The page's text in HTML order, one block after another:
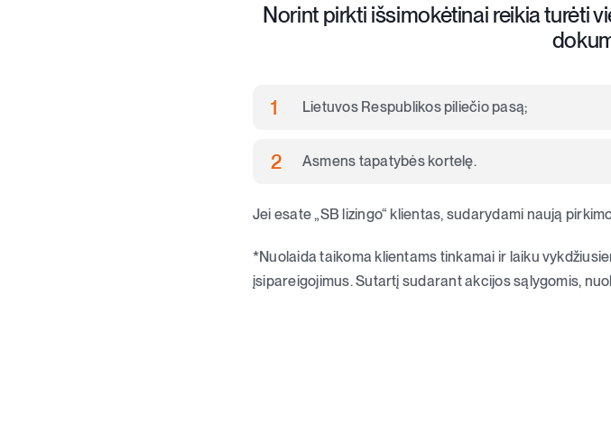
Norint pirkti išsimokėtinai reikia turėti
Lietuvos Respublikos piliečio pasą;
Asmens tapatybės kortelę.
Jei esate „SB lizingo“ klientas, sudarydami naują
*Nuolaida taikoma klientams tinkamai ir laiku
įsipareigojimus. Sutartį sudarant akcijos sąlygomis,